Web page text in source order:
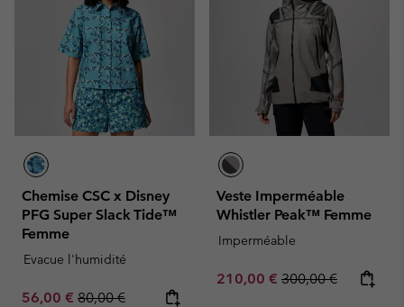
Chemise CSC x Disney
PFG Super Slack Tide™
Femme
Evacue l'humidité
Sale price:
56,00 € Regular price:
80,00 €
Veste Imperméable
Whistler Peak™ Femme
Imperméable
Sale price:
210,00 € Regular price:
300,00 €